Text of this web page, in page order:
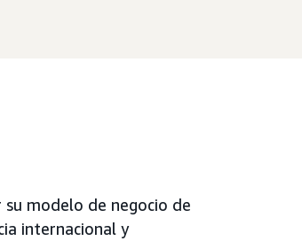
su modelo de negocio de
internacional y